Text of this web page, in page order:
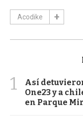
Acodike
1
Así
One23 y a
en Parque